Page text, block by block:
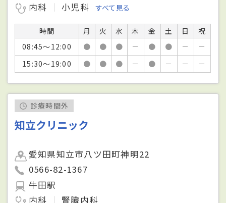
内科
小児科 すべて見る
時間 月 火 水 木 金 土 日
祝
08:45～12:00
● ● ● － ● ● －
－
15:30～19:00
● ● ● － ● － － －
診療時間外
知立クリニック
愛知県知立市八ツ田町神明22
0566-82-1367
牛田駅
内科
腎臓内科